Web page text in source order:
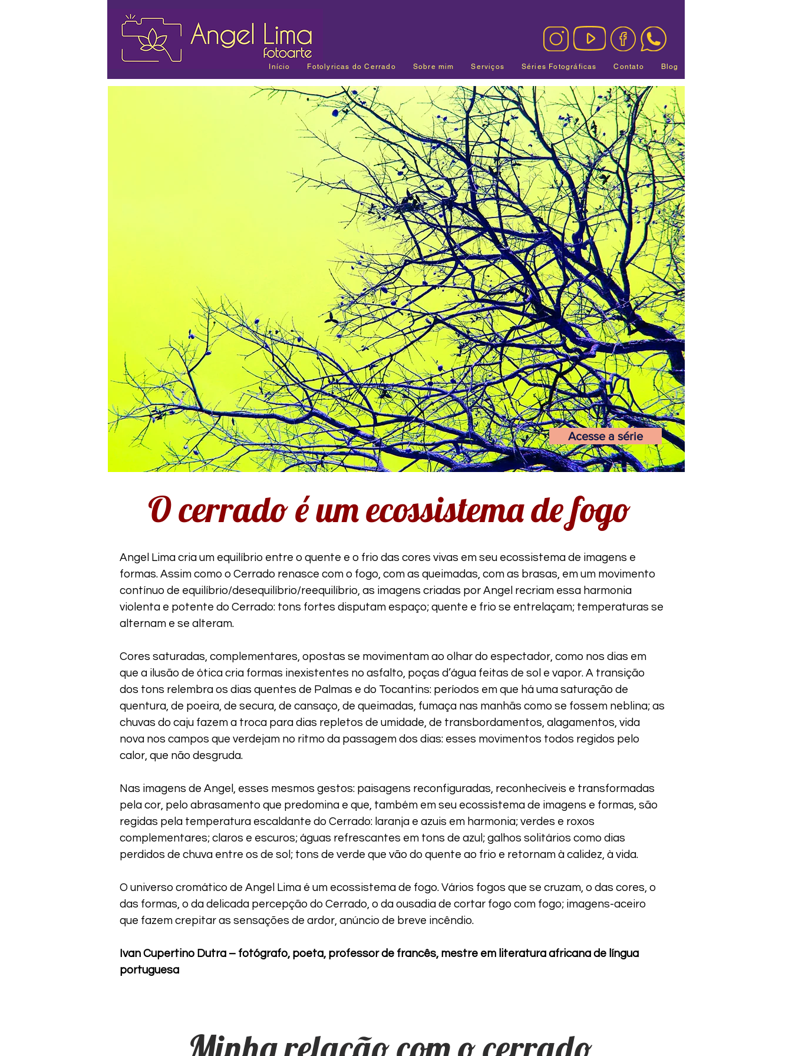
Início Fotolyricas do Cerrado Sobre mim Serviços Séries Fotográficas Contato Blog
Acesse a série
O cerrado é um ecossistema de fogo
Angel Lima cria um equilíbrio entre o quente e o frio das cores vivas em seu ecossistema de imagens e
formas. Assim como o Cerrado renasce com o fogo, com as queimadas, com as brasas, em um movimento
contínuo de equilíbrio/desequilíbrio/reequilíbrio, as imagens criadas por Angel recriam essa harmonia
violenta e potente do Cerrado: tons fortes disputam espaço; quente e frio se entrelaçam; temperaturas se
alternam e se alteram.
Cores saturadas, complementares, opostas se movimentam ao olhar do espectador, como nos dias em
que a ilusão de ótica cria formas inexistentes no asfalto, poças d’água feitas de sol e vapor. A transição
dos tons relembra os dias quentes de Palmas e do Tocantins: períodos em que há uma saturação de
quentura, de poeira, de secura, de cansaço, de queimadas, fumaça nas manhãs como se fossem neblina; as
chuvas do caju fazem a troca para dias repletos de umidade, de transbordamentos, alagamentos, vida
nova nos campos que verdejam no ritmo da passagem dos dias: esses movimentos todos regidos pelo
calor, que não desgruda.
Nas imagens de Angel, esses mesmos gestos: paisagens reconfiguradas, reconhecíveis e transformadas
pela cor, pelo abrasamento que predomina e que, também em seu ecossistema de imagens e formas, são
regidas pela temperatura escaldante do Cerrado: laranja e azuis em harmonia; verdes e roxos
complementares; claros e escuros; águas refrescantes em tons de azul; galhos solitários como dias
perdidos de chuva entre os de sol; tons de verde que vão do quente ao frio e retornam à calidez, à vida.
O universo cromático de Angel Lima é um ecossistema de fogo. Vários fogos que se cruzam, o das cores, o
das formas, o da delicada percepção do Cerrado, o da ousadia de cortar fogo com fogo; imagens-aceiro
que fazem crepitar as sensações de ardor, anúncio de breve incêndio.
Ivan Cupertino Dutra – fotógrafo, poeta, professor de francês, mestre em literatura africana de língua
portuguesa